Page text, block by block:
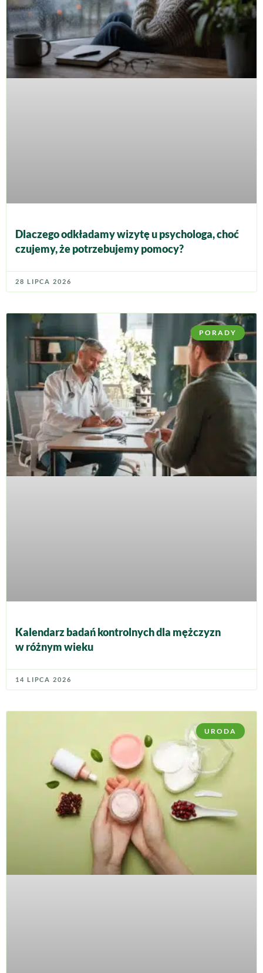
Dlaczego odkładamy wizytę u psychologa, choć
czujemy, że potrzebujemy pomocy?
28 LIPCA 2026
PORADY
Kalendarz badań kontrolnych dla mężczyzn
w różnym wieku
14 LIPCA 2026
URODA